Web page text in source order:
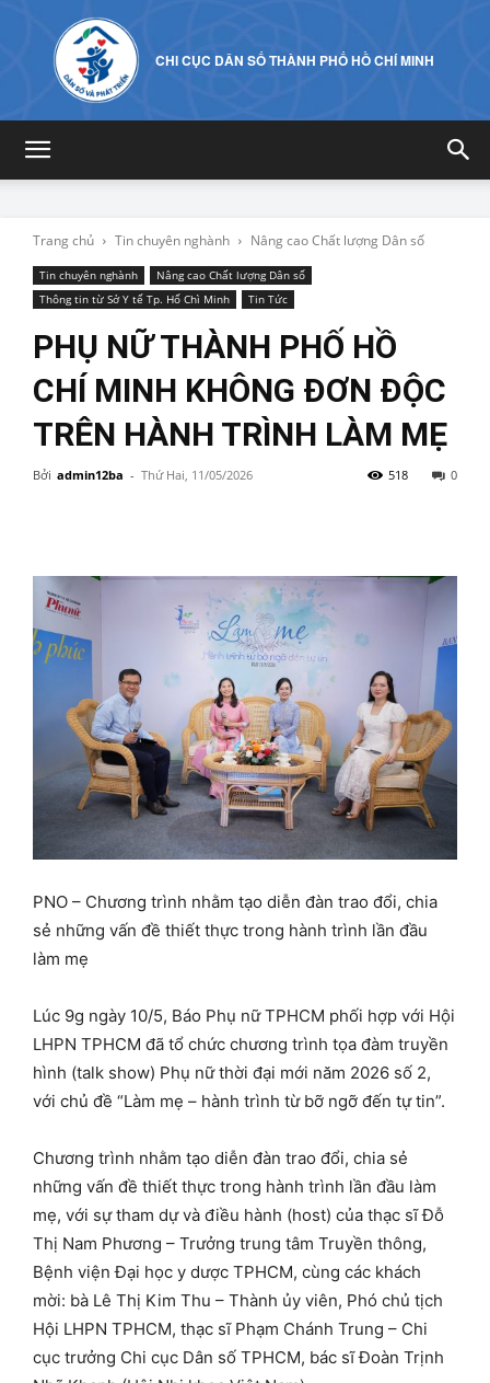
CHI CỤC DÂN SỐ THÀNH PHỐ HỒ CHÍ MINH
Trang chủ Tin chuyên nghành Nâng cao Chất lượng Dân số
Tin chuyên nghành
Nâng cao Chất lượng Dân số
Thông tin từ Sở Y tế Tp. Hố Chì Minh
Tin Tức
PHỤ NỮ THÀNH PHỐ HỒ
CHÍ MINH KHÔNG ĐƠN ĐỘC
TRÊN HÀNH TRÌNH LÀM MẸ
Bởi admin12ba - Thứ Hai, 11/05/2026 0
518
PNO – Chương trình nhằm tạo diễn đàn trao đổi, chia
sẻ những vấn đề thiết thực trong hành trình lần đầu
làm mẹ
Lúc 9g ngày 10/5, Báo Phụ nữ TPHCM phối hợp với Hội
LHPN TPHCM đã tổ chức chương trình tọa đàm truyền
hình (talk show) Phụ nữ thời đại mới năm 2026 số 2,
với chủ đề “Làm mẹ – hành trình từ bỡ ngỡ đến tự tin”.
Chương trình nhằm tạo diễn đàn trao đổi, chia sẻ
những vấn đề thiết thực trong hành trình lần đầu làm
mẹ, với sự tham dự và điều hành (host) của thạc sĩ Đỗ
Thị Nam Phương – Trưởng trung tâm Truyền thông,
Bệnh viện Đại học y dược TPHCM, cùng các khách
mời: bà Lê Thị Kim Thu – Thành ủy viên, Phó chủ tịch
Hội LHPN TPHCM, thạc sĩ Phạm Chánh Trung – Chi
cục trưởng Chi cục Dân số TPHCM, bác sĩ Đoàn Trịnh